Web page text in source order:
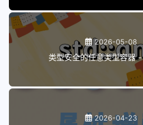
2026-05-08
类型安全的任意类型容器
2026-04-23